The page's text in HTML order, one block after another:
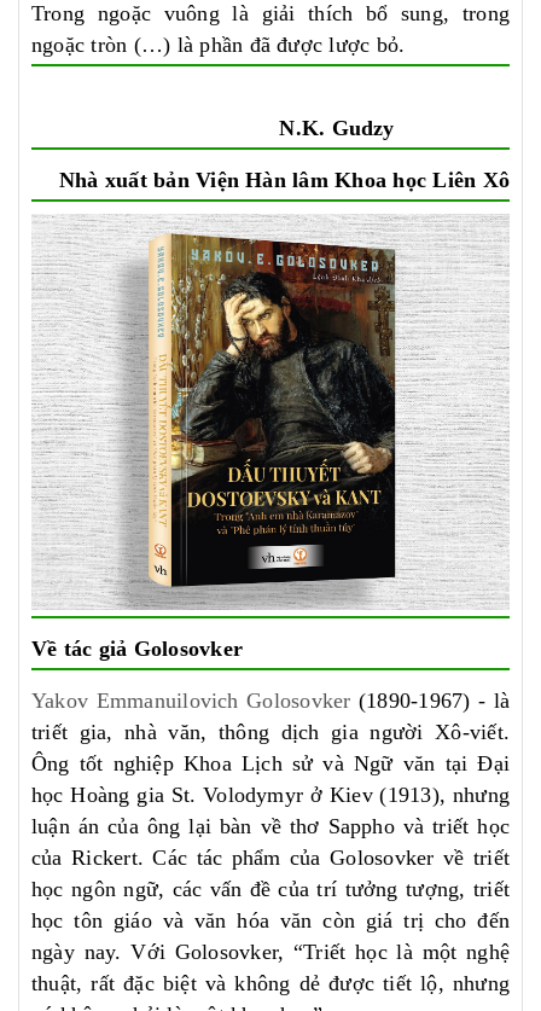
Trong ngoặc vuông là giải thích bổ sung, trong
ngoặc tròn (…) là phần đã được lược bỏ.
N.K. Gudzy
Nhà xuất bản Viện Hàn lâm Khoa học Liên Xô
Về tác giả Golosovker
Yakov Emmanuilovich Golosovker (1890-1967) - là
triết gia, nhà văn, thông dịch gia người Xô-viết.
Ông tốt nghiệp Khoa Lịch sử và Ngữ văn tại Đại
học Hoàng gia St. Volodymyr ở Kiev (1913), nhưng
luận án của ông lại bàn về thơ Sappho và triết học
của Rickert. Các tác phẩm của Golosovker về triết
học ngôn ngữ, các vấn đề của trí tưởng tượng, triết
học tôn giáo và văn hóa văn còn giá trị cho đến
ngày nay. Với Golosovker, “Triết học là một nghệ
thuật, rất đặc biệt và không dẻ được tiết lộ, nhưng